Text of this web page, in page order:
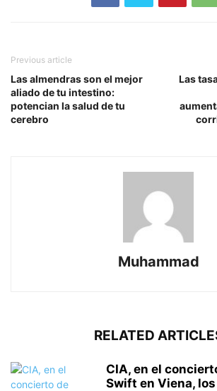
Previous article
Las almendras son el mejor
aliado de tu intestino:
potencian la salud de tu
cerebro
Las
Muhammad
RELATED
CIA, en el
Swift en Viena,